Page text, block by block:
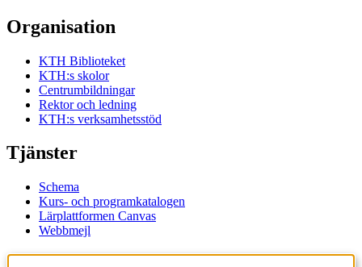
Organisation
KTH Biblioteket
KTH:s skolor
Centrumbildningar
Rektor och ledning
KTH:s verksamhetsstöd
Tjänster
Schema
Kurs- och programkatalogen
Lärplattformen Canvas
Webbmejl